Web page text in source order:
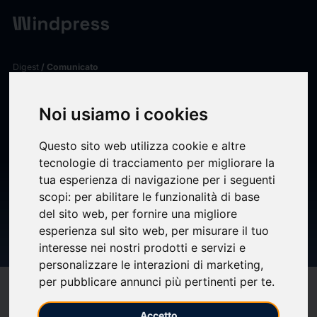
Noi usiamo i cookies
Questo sito web utilizza cookie e altre
tecnologie di tracciamento per migliorare la
tua esperienza di navigazione per i seguenti
scopi: per abilitare le funzionalità di base
del sito web, per fornire una migliore
esperienza sul sito web, per misurare il tuo
interesse nei nostri prodotti e servizi e
personalizzare le interazioni di marketing,
per pubblicare annunci più pertinenti per te.
Digest/ Comunicato
Accelerazione settore
Alternative, potenziamento
team di gestione, apertura 2°
periodo collocamento bond
25-30 e rimborso anticipato
bond 2021-26
Compatibilità help